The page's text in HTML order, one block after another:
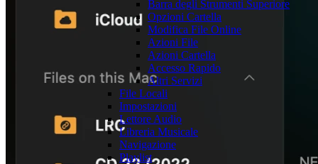
Barra degli Strumenti Superiore
Opzioni Cartella
Modifica File Online
Azioni File
Azioni Cartella
Accesso Rapido
Altri Servizi
File Locali
Impostazioni
Lettore Audio
Libreria Musicale
Navigazione
Playlist